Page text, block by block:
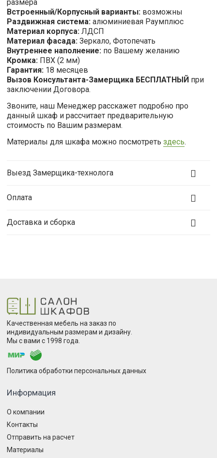
размера
Встроенный/Корпусный варианты: возможны
Раздвижная система: алюминиевая Раумплюс
Материал корпуса: ЛДСП
Материал фасада: Зеркало, Фотопечать
Внутреннее наполнение: по Вашему желанию
Кромка: ПВХ (2 мм)
Гарантия: 18 месяцев
Вызов Консультанта-Замерщика БЕСПЛАТНЫЙ при
заключении Договора.
Звоните, наш Менеджер расскажет подробно про
данный шкаф и рассчитает предварительную
стоимость по Вашим размерам.
Материалы для шкафа можно посмотреть здесь.
Выезд Замерщика-технолога
Оплата
Доставка и сборка
Качественная мебель на заказ по
индивидуальным размерам и дизайну.
Мы с вами с 1998 года.
Политика обработки персональных данных
Информация
О компании
Контакты
Отправить на расчет
Материалы